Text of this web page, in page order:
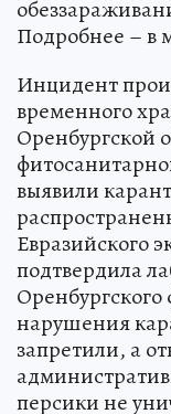
Подробнее – в
Инцидент
временного
Оренбургской
выявили
Евразийского
подтвердила
нарушения
запретили, а
персики не